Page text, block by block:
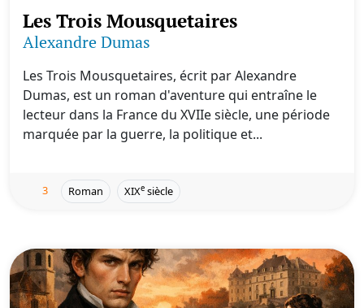
Les Trois Mousquetaires
Alexandre Dumas
Les Trois Mousquetaires, écrit par Alexandre
Dumas, est un roman d'aventure qui entraîne le
lecteur dans la France du XVIIe siècle, une période
marquée par la guerre, la politique et...
3 Roman XIXe siècle